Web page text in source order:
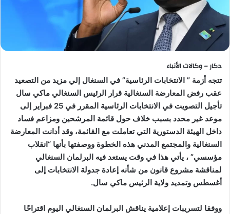
دكار – وكالات الأنباء
تتجه أزمة ” الانتخابات الرئاسية” في السنغال إلي مزيد من التصعيد
عقب رفض المعارضة السنغالية قرار الرئيس السنغالي ماكي سال
تأجيل التصويت في الانتخابات الرئاسية المقرر في 25 فبراير إلى
موعد غير محدد بسبب خلاف حول قائمة المرشحين ومزاعم فساد
داخل الهيئة الدستورية التي تعاملت مع القائمة، وقد أدانت المعارضة
السنغالية والمجتمع المدني هذه الخطوة ووصفتها بأنها “انقلاب
مؤسسي” ، يأتي هذا في وقت يستعد فيه البرلمان السنغالي
لمناقشة مشروع قانون من شأنه إعادة جدولة الانتخابات إلى
أغسطس وتمديد ولاية الرئيس ماكي سال.
ووفقا لتسريبات إعلامية يناقش البرلمان السنغالي اليوم اقتراحًا